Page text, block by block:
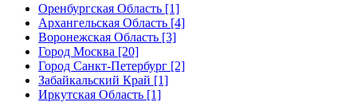
Оренбургская Область [1]
Архангельская Область [4]
Воронежская Область [3]
Город Москва [20]
Город Санкт-Петербург [2]
Забайкальский Край [1]
Иркутская Область [1]